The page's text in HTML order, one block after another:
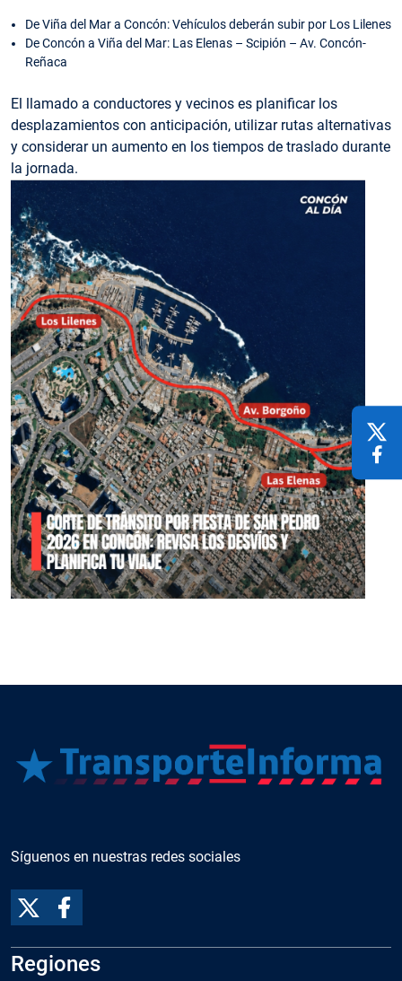
De Viña del Mar a Concón: Vehículos deberán subir por Los Lilenes
De Concón a Viña del Mar: Las Elenas – Scipión – Av. Concón-
Reñaca
El llamado a conductores y vecinos es planificar los
desplazamientos con anticipación, utilizar rutas alternativas
y considerar un aumento en los tiempos de traslado durante
la jornada.
Síguenos en nuestras redes sociales
Regiones